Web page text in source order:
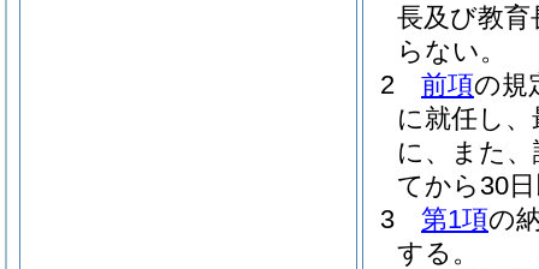
長及び教
らない。
2
前項の規
に就任し
に、また
てから30
3
第1項の
する。